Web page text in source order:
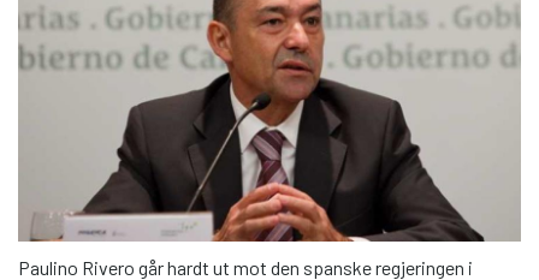
Paulino Rivero går hardt ut mot den spanske regjeringen i